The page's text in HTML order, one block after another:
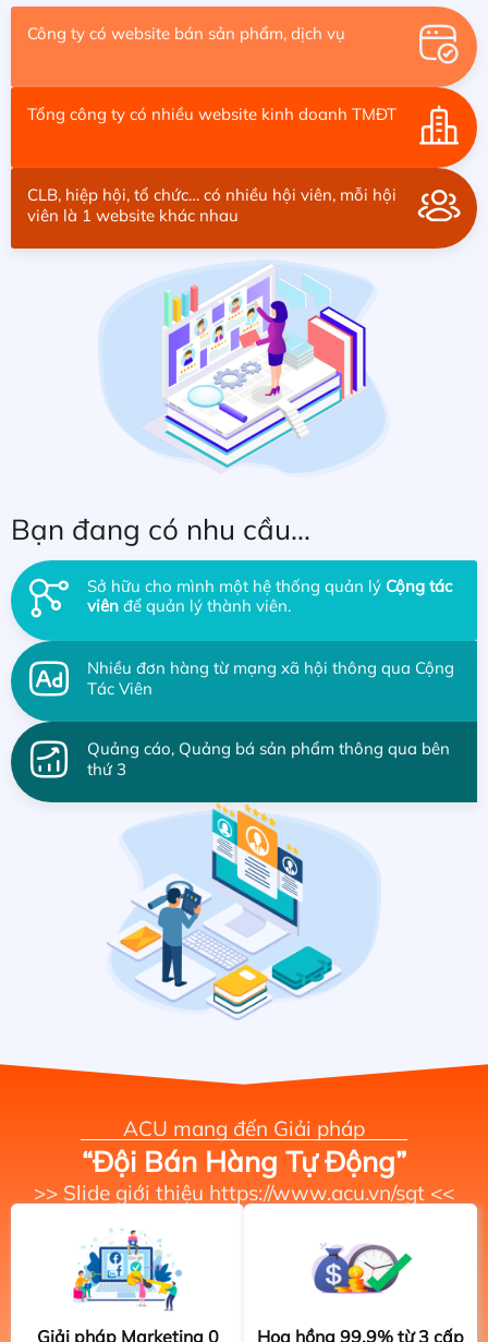
Bạn đang có nhu cầu...
Sở hữu cho mình một hệ thống quản lý Cộng tác
viên để quản lý thành viên.
Nhiều đơn hàng từ mạng xã hội thông qua Cộng
Tác Viên
Quảng cáo, Quảng bá sản phẩm thông qua bên
thứ 3
Công ty có website bán sản phẩm, dịch vụ
Tổng công ty có nhiều website kinh doanh TMĐT
CLB, hiệp hội, tổ chức… có nhiều hội viên, mỗi hội
viên là 1 website khác nhau
ACU mang đến Giải pháp
“Đội Bán Hàng Tự Động”
>> Slide giới thiệu https://www.acu.vn/sgt <<
Giải pháp Marketing 0 Hoa hồng 99,9% từ 3 cấp